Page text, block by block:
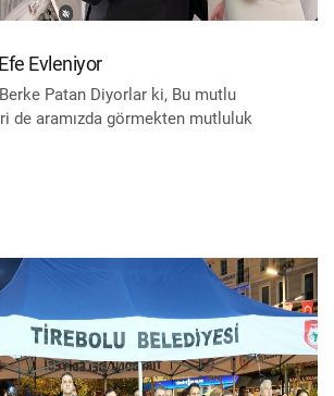
Evleniyor
Patan Diyorlar ki, Bu mutlu
de aramızda görmekten mutluluk